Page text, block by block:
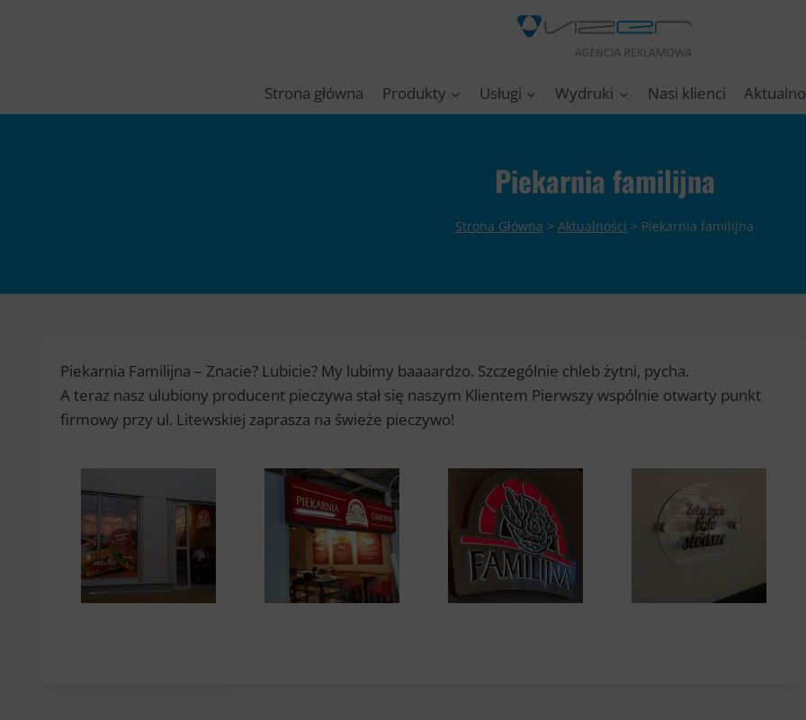
Strona główna
Produkty Usługi Wydruki Nasi klienci
Piekarnia familijna
Strona Główna > Aktualności > Piekarnia familijna
Piekarnia Familijna – Znacie? Lubicie? My lubimy baaaardzo. Szczególnie chleb żytni, pycha.
A teraz nasz ulubiony producent pieczywa stał się naszym Klientem Pierwszy wspólnie otwarty punkt
firmowy przy ul. Litewskiej zaprasza na świeże pieczywo!